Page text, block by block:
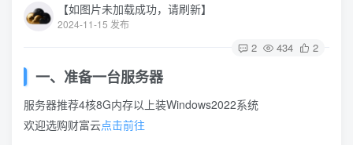
【如图片未加载成功，请刷新】
2024-11-15 发布
2 434 2
一、准备一台服务器
服务器推荐4核8G内存以上装Windows2022系统
欢迎选购财富云点击前往